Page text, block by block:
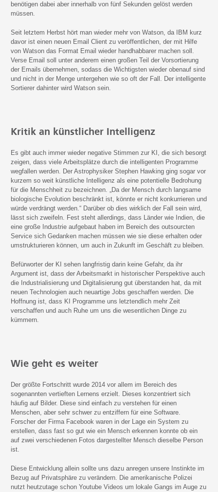
benötigen dabei aber innerhalb von fünf Sekunden gelöst werden
müssen.
Seit letztem Herbst hört man wieder mehr von Watson, da IBM kurz
davor ist einen neuen Email Client zu veröffentlichen, der mit Hilfe
von Watson das Format Email wieder handhabbarer machen soll.
Verse Email soll unter anderem einen großen Teil der Vorsortierung
der Emails übernehmen, sodass die Wichtigsten wieder obenauf sind
und nicht in der Menge untergehen wie so oft der Fall. Der intelligente
Sortierer dahinter wird Watson sein.
Kritik an künstlicher Intelligenz
Es gibt auch immer wieder negative Stimmen zur KI, die sich besorgt
zeigen, dass viele Arbeitsplätze durch die intelligenten Programme
wegfallen werden. Der Astrophysiker Stephen Hawking ging sogar vor
kurzem so weit künstliche Intelligenz als eine potentielle Bedrohung
für die Menschheit zu bezeichnen. „Da der Mensch durch langsame
biologische Evolution beschränkt ist, könnte er nicht konkurrieren und
würde verdrängt werden.“ Darüber ob dies wirklich der Fall sein wird,
lässt sich zweifeln. Fest steht allerdings, dass Länder wie Indien, die
eine große Industrie aufgebaut haben im Bereich des outsourcten
Service sich Gedanken machen müssen wie sie diese erhalten oder
umstrukturieren können, um auch in Zukunft im Geschäft zu bleiben.
Befürworter der KI sehen langfristig darin keine Gefahr, da ihr
Argument ist, dass der Arbeitsmarkt in historischer Perspektive auch
die Industrialisierung und Digitalisierung gut überstanden hat, da mit
neuen Technologien auch neuartige Jobs geschaffen werden. Die
Hoffnung ist, dass KI Programme uns letztendlich mehr Zeit
verschaffen und auch Ruhe um uns die wesentlichen Dinge zu
kümmern.
Wie geht es weiter
Der größte Fortschritt wurde 2014 vor allem im Bereich des
sogenannten vertieften Lernens erzielt. Dieses konzentriert sich
häufig auf Bilder. Diese sind einfach zu verstehen für einen
Menschen, aber sehr schwer zu entziffern für eine Software.
Forscher der Firma Facebook waren in der Lage ein System zu
erstellen, dass fast so gut wie ein Mensch erkennen konnte ob ein
auf zwei verschiedenen Fotos dargestellter Mensch dieselbe Person
ist.
Diese Entwicklung allein sollte uns dazu anregen unsere Instinkte im
Bezug auf Privatsphäre zu verändern. Die amerikanische Polizei
nutzt heutzutage schon Youtube Videos um lokale Gangs im Auge zu